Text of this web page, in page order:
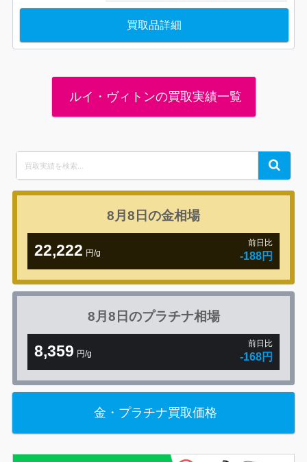
買取品詳細
ルイ・ヴィトンの買取実績一覧
for:
Search
8月8日の金相場
22,222 円/g
前日比
-188円
8月8日のプラチナ相場
8,359 円/g
前日比
-168円
金・プラチナ買取価格